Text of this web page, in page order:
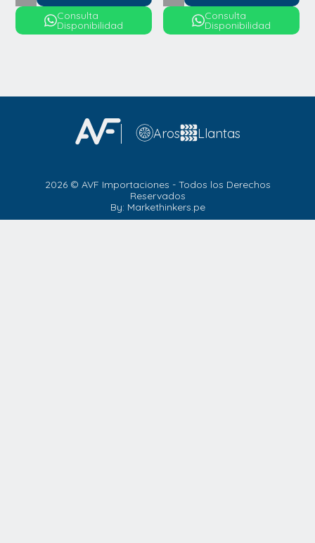
Consulta
Disponibilidad
Consulta
Disponibilidad
Aros Llantas
2026 © AVF Importaciones - Todos los Derechos
Reservados
By: Markethinkers.pe